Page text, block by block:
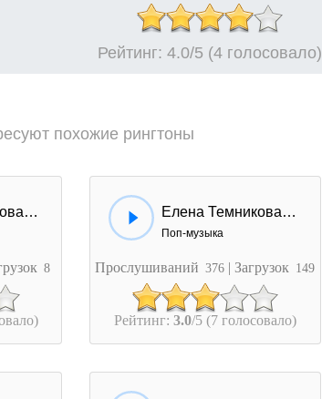
Рейтинг: 4.0/5 (4 голосовало)
похожие рингтоны
Елена Темникова - Импульсы (Kolya Dark Remix)
8
Елена Темникова - Импульсы
Поп-музыка
Прослушиваний 376 | Загрузок 149
Рейтинг: 3.0/5 (7 голосовало)